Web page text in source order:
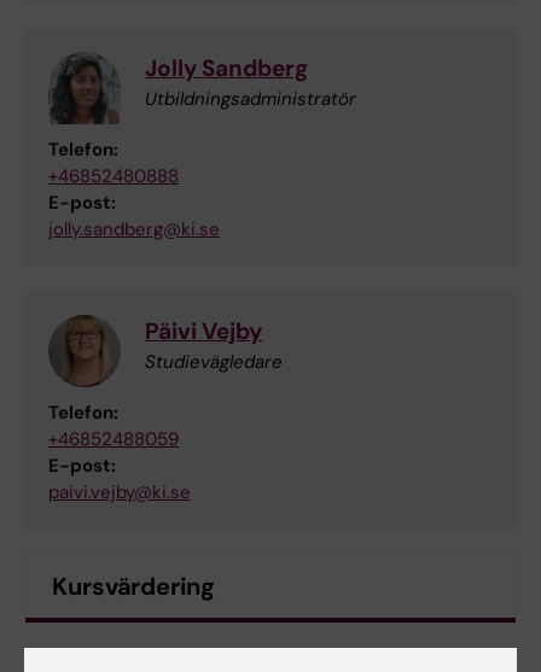
Jolly Sandberg
Utbildningsadministratör
Telefon:
+46852480888
E-post:
jolly.sandberg@ki.se
Päivi Vejby
Studievägledare
Telefon:
+46852488059
E-post:
paivi.vejby@ki.se
Kursvärdering